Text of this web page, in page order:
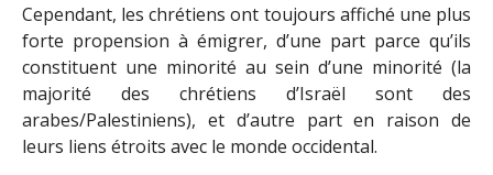
Cependant, les chrétiens ont toujours affiché une plus
forte propension à émigrer, d’une part parce qu’ils
constituent une minorité au sein d’une minorité (la
majorité des chrétiens d’Israël sont des
arabes/Palestiniens), et d’autre part en raison de
leurs liens étroits avec le monde occidental.